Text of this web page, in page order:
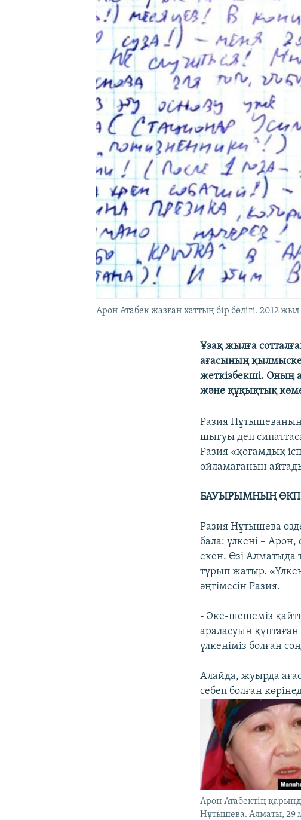
Арон Атабек жазған хаттың бір бөлігі. 2012 жыл
Ұзақ жылға
ағасының
жеткізбекші. Оның
және құқықтық
Разия Нұтышеваның
шығуы деп
Разия «қоғамдық
ойламағанын
БАУЫРЫМНЫҢ
Разия Нұтышева
бала: үлкені –
екен. Өзі Алматыда
тұрып жатыр.
әңгімесін Разия.
- Әке-шешеміз
араласуын
үлкеніміз болған
Алайда, жуырда
себеп болған
Арон Атабектің
Нұтышева. Алматы, 29